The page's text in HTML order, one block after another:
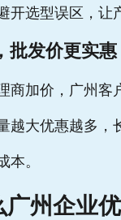
开选型误区，让
批发价更实惠
商加价，广州客
越大优惠越多，
本。
广州企业